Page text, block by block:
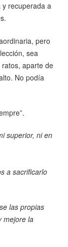
recuperada a
pero
sea
aparte de
No podía
superior, ni en
a sacrificarlo
las propias
mejore la